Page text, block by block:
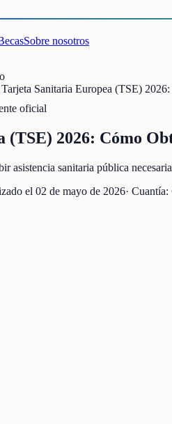
Sobre nosotros
Tarjeta Sanitaria Europea (TSE)
oficial
(TSE) 2026: Cómo
asistencia sanitaria pública
el 02 de mayo de 2026· Cuantía: